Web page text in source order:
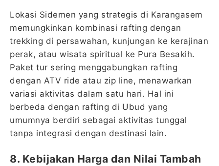
Lokasi Sidemen yang strategis di Karangasem
memungkinkan kombinasi rafting dengan
trekking di persawahan, kunjungan ke kerajinan
perak, atau wisata spiritual ke Pura Besakih.
Paket tur sering menggabungkan rafting
dengan ATV ride atau zip line, menawarkan
variasi aktivitas dalam satu hari. Hal ini
berbeda dengan rafting di Ubud yang
umumnya berdiri sebagai aktivitas tunggal
tanpa integrasi dengan destinasi lain.
8. Kebijakan Harga dan Nilai Tambah